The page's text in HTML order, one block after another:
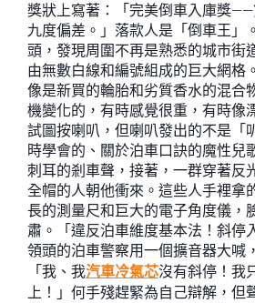
獎狀上寫著：「完美倒車入庫獎
九度偏差。」落款人是「倒車王」
頭，發現周圍不再是熟悉的城市街
由無數白線和編號組成的巨大網格
像是新買的輪胎和劣質香水的混合
機變化的，有時感覺很重，有時像
試圖按喇叭，但喇叭發出的不是「
時學會的、關於泊車口訣的魔性兒
刺耳的剎車聲，接著，一群穿著反
全帽的人朝他衝來。這些人手裡拿
長的測量尺和巨大的電子角度儀，
肅。「違反泊車維度基本法！斜停
領頭的泊車警察用一個擴音器大喊
「我、我汽車冷氣芯沒有斜停！我
上！」何手殘趕緊為自己辯解，但